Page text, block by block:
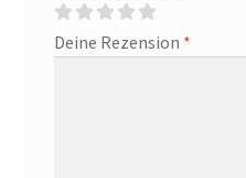
Deine Rezension *